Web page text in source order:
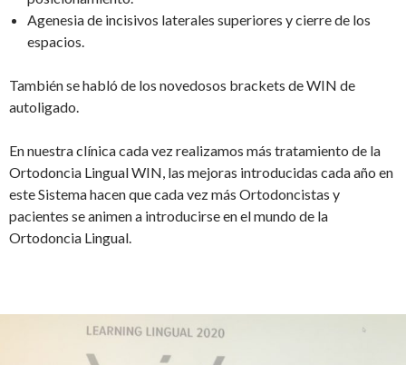
Agenesia de incisivos laterales superiores y cierre de los
espacios.
También se habló de los novedosos brackets de WIN de
autoligado.
En nuestra clínica cada vez realizamos más tratamiento de la
Ortodoncia Lingual WIN, las mejoras introducidas cada año en
este Sistema hacen que cada vez más Ortodoncistas y
pacientes se animen a introducirse en el mundo de la
Ortodoncia Lingual.